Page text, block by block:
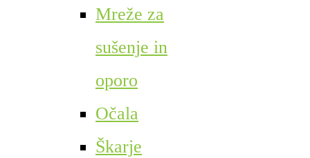
Mreže za
sušenje in
oporo
Očala
Škarje